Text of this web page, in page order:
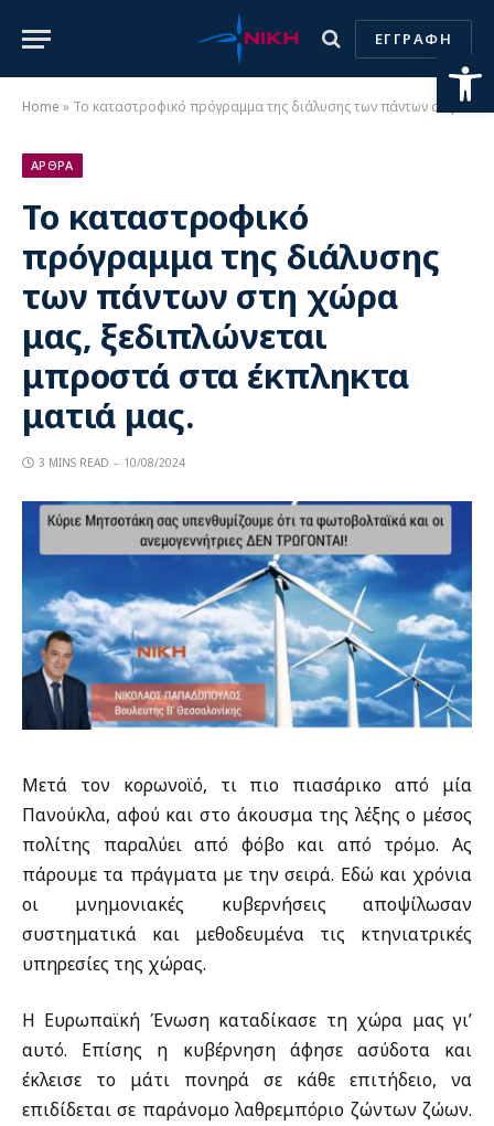
ΕΓΓΡΑΦΗ
Home » Το καταστροφικό πρόγραμμα της διάλυσης των πάντων στη χώρα μας, ξεδιπλώνεται μπροστά στα έκπληκτα ματιά μας.
ΑΡΘΡΑ
Το καταστροφικό
πρόγραμμα της διάλυσης
των πάντων στη χώρα
μας, ξεδιπλώνεται
μπροστά στα έκπληκτα
ματιά μας.
3 MINS READ 10/08/2024
Μετά τον κορωνοϊό, τι πιο πιασάρικο από μία
Πανούκλα, αφού και στο άκουσμα της λέξης ο μέσος
πολίτης παραλύει από φόβο και από τρόμο. Ας
πάρουμε τα πράγματα με την σειρά. Εδώ και χρόνια
οι μνημονιακές κυβερνήσεις αποψίλωσαν
συστηματικά και μεθοδευμένα τις κτηνιατρικές
υπηρεσίες της χώρας.
Η Ευρωπαϊκή Ένωση καταδίκασε τη χώρα μας γι’
αυτό. Επίσης η κυβέρνηση άφησε ασύδοτα και
έκλεισε το μάτι πονηρά σε κάθε επιτήδειο, να
επιδίδεται σε παράνομο λαθρεμπόριο ζώντων ζώων.